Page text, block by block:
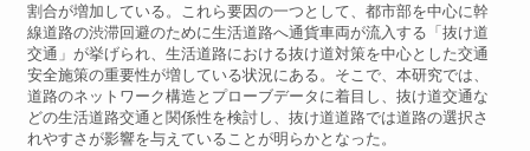
割合が増加している。これら要因の一つとして、都市部を中心に幹
線道路の渋滞回避のために生活道路へ通貨車両が流入する「抜け道
交通」が挙げられ、生活道路における抜け道対策を中心とした交通
安全施策の重要性が増している状況にある。そこで、本研究では、
道路のネットワーク構造とプローブデータに着目し、抜け道交通な
どの生活道路交通と関係性を検討し、抜け道道路では道路の選択さ
れやすさが影響を与えていることが明らかとなった。